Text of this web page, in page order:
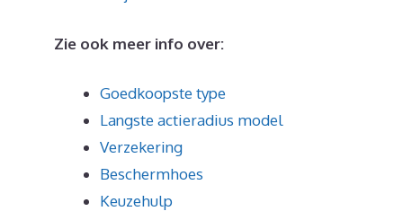
Zie ook meer info over:
Goedkoopste type
Langste actieradius model
Verzekering
Beschermhoes
Keuzehulp